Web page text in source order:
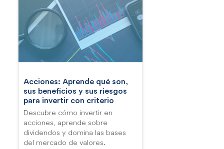
Acciones: Aprende qué son,
sus beneficios y sus riesgos
para invertir con criterio
Descubre cómo invertir en
acciones, aprende sobre
dividendos y domina las bases
del mercado de valores.